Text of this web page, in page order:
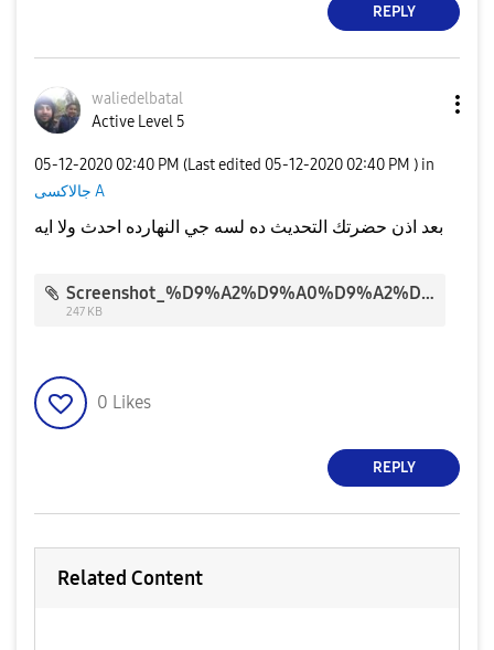
REPLY
waliedelbatal
Active Level 5
‎05-12-2020 02:40 PM (Last edited ‎05-12-2020 02:40 PM ) in
جالاكسى A
بعد اذن حضرتك التحديث ده لسه جي النهارده احدث ولا ايه
Screenshot_%D9%A2%D9%A0%D9%A2%D9%A0%D9%A0%D9%A5%D9%A1%D9%A2-%D9%A1%D9%A4%D9%A3%D9%A9%D9%A3%D9%A1_Software%20update.jpg
247 KB
0 Likes
REPLY
Related Content